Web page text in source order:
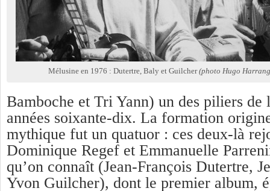
Mélusine en 1976 : Dutertre, Baly et Guilcher(photo Hugo
Bamboche et Tri Yann) un des piliers de
années soixante-dix. La formation
mythique fut un quatuor : ces deux-là
Dominique Regef et Emmanuelle
qu’on connaît (Jean-François Dutertre,
Yvon Guilcher), dont le premier album,